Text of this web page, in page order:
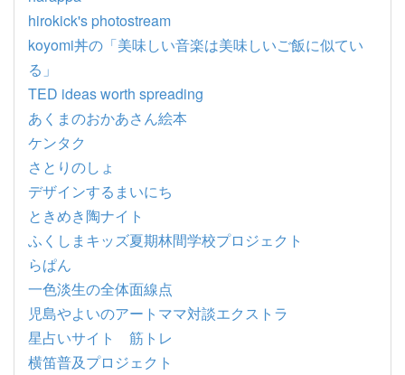
hirokick's photostream
koyomi丼の「美味しい音楽は美味しいご飯に似てい
る」
TED ideas worth spreading
あくまのおかあさん絵本
ケンタク
さとりのしょ
デザインするまいにち
ときめき陶ナイト
ふくしまキッズ夏期林間学校プロジェクト
らぱん
一色淡生の全体面線点
児島やよいのアートママ対談エクストラ
星占いサイト 筋トレ
横笛普及プロジェクト